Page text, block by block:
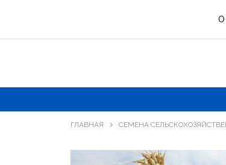
О
ГЛАВНАЯ СЕМЕНА